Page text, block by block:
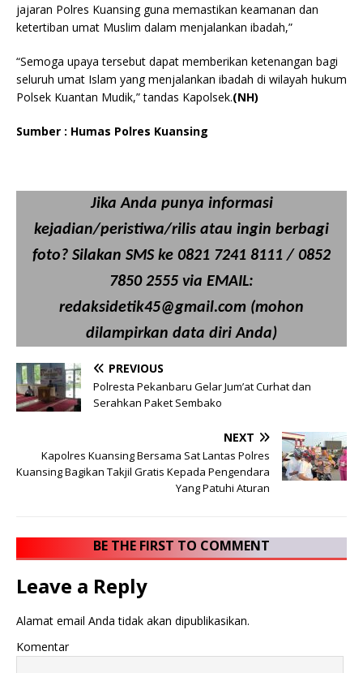
jajaran Polres Kuansing guna memastikan keamanan dan
ketertiban umat Muslim dalam menjalankan ibadah,”
“Semoga upaya tersebut dapat memberikan ketenangan bagi
seluruh umat Islam yang menjalankan ibadah di wilayah hukum
Polsek Kuantan Mudik,” tandas Kapolsek.(NH)
Sumber : Humas Polres Kuansing
Jika Anda punya informasi
kejadian/peristiwa/rilis atau ingin berbagi
foto? Silakan SMS ke 0821 7241 8111 / 0852
7850 2555 via EMAIL:
redaksidetik45@gmail.com (mohon
dilampirkan data diri Anda)
PREVIOUS
Polresta Pekanbaru Gelar Jum’at Curhat dan
Serahkan Paket Sembako
NEXT
Kapolres Kuansing Bersama Sat Lantas Polres
Kuansing Bagikan Takjil Gratis Kepada Pengendara
Yang Patuhi Aturan
BE THE FIRST TO COMMENT
Leave a Reply
Alamat email Anda tidak akan dipublikasikan.
Komentar